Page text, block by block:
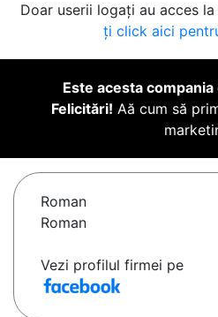
Doar userii logați au acces
ți click aici
Este acesta
Felicitări! Aă cum să
Roman
Roman
Vezi profilul firmei pe